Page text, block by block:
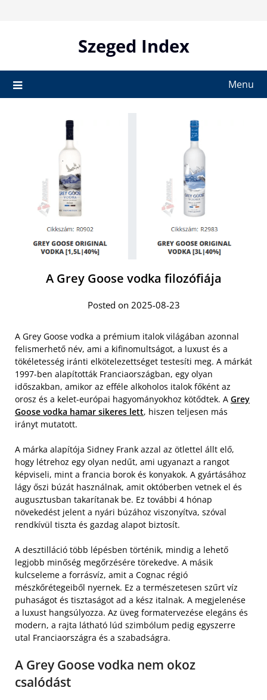
Szeged Index
Menu
A Grey Goose vodka filozófiája
Posted on 2025-08-23
A Grey Goose vodka a prémium italok világában azonnal
felismerhető név, ami a kifinomultságot, a luxust és a
tökéletesség iránti elkötelezettséget testesíti meg. A márkát
1997-ben alapították Franciaországban, egy olyan
időszakban, amikor az efféle alkoholos italok főként az
orosz és a kelet-európai hagyományokhoz kötődtek. A Grey
Goose vodka hamar sikeres lett, hiszen teljesen más
irányt mutatott.
A márka alapítója Sidney Frank azzal az ötlettel állt elő,
hogy létrehoz egy olyan nedűt, ami ugyanazt a rangot
képviseli, mint a francia borok és konyakok. A gyártásához
lágy őszi búzát használnak, amit októberben vetnek el és
augusztusban takarítanak be. Ez további 4 hónap
növekedést jelent a nyári búzához viszonyítva, szóval
rendkívül tiszta és gazdag alapot biztosít.
A desztilláció több lépésben történik, mindig a lehető
legjobb minőség megőrzésére törekedve. A másik
kulcseleme a forrásvíz, amit a Cognac régió
mészkőrétegeiből nyernek. Ez a természetesen szűrt víz
puhaságot és tisztaságot ad a kész italnak. A megjelenése
a luxust hangsúlyozza. Az üveg formatervezése elegáns és
modern, a rajta látható lúd szimbólum pedig egyszerre
utal Franciaországra és a szabadságra.
A Grey Goose vodka nem okoz
csalódást